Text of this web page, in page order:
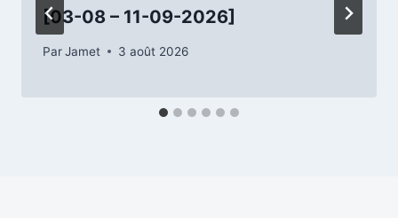
[03-08 – 11-09-2026]
ParJamet 3 août 2026